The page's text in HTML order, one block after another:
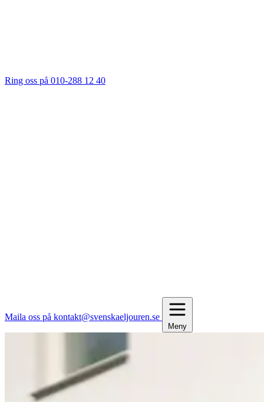
Ring oss på 010-288 12 40
Maila oss på kontakt@svenskaeljouren.se
Meny